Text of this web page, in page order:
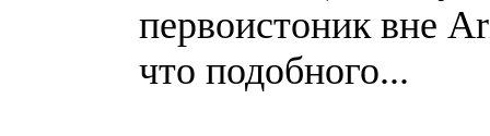
первоистоник вне
что подобного...